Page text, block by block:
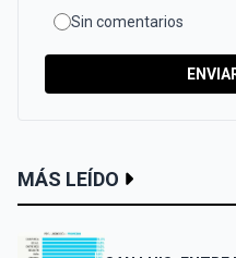
Sin comentarios
MÁS LEÍDO